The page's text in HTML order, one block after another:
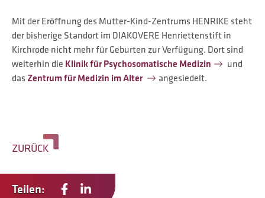
Mit der Eröffnung des Mutter-Kind-Zentrums HENRIKE steht
der bisherige Standort im DIAKOVERE Henriettenstift in
Kirchrode nicht mehr für Geburten zur Verfügung. Dort sind
weiterhin die Klinik für Psychosomatische Medizin
und
das Zentrum für Medizin im Alter angesiedelt.
ZURÜCK
Teilen: